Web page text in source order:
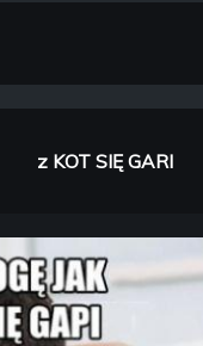
z KOT SIĘ GARI